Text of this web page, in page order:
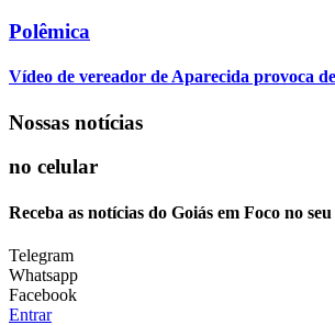
Polêmica
Vídeo de vereador de Aparecida provoca
Nossas notícias
no celular
Receba as notícias do Goiás em Foco no
Telegram
Whatsapp
Facebook
Entrar